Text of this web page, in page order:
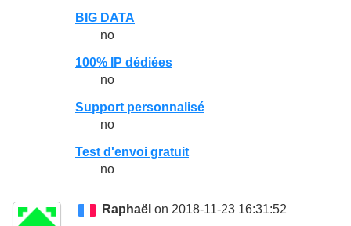
BIG DATA
no
100% IP dédiées
no
Support personnalisé
no
Test d'envoi gratuit
no
Raphaël on 2018-11-23 16:31:52